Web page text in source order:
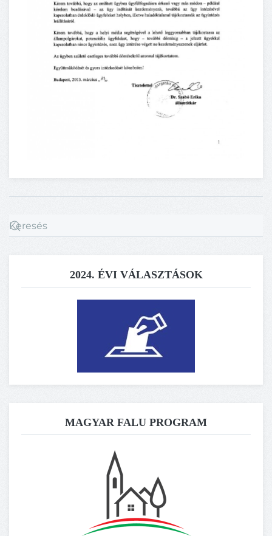
2024. ÉVI VÁLASZTÁSOK
MAGYAR FALU PROGRAM